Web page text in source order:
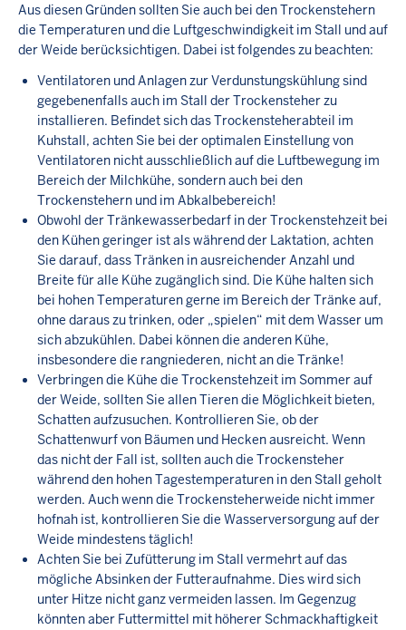
Aus diesen Gründen sollten Sie auch bei den Trockenstehern
die Temperaturen und die Luftgeschwindigkeit im Stall und auf
der Weide berücksichtigen. Dabei ist folgendes zu beachten:
Ventilatoren und Anlagen zur Verdunstungskühlung sind
gegebenenfalls auch im Stall der Trockensteher zu
installieren. Befindet sich das Trockensteherabteil im
Kuhstall, achten Sie bei der optimalen Einstellung von
Ventilatoren nicht ausschließlich auf die Luftbewegung im
Bereich der Milchkühe, sondern auch bei den
Trockenstehern und im Abkalbebereich!
Obwohl der Tränkewasserbedarf in der Trockenstehzeit bei
den Kühen geringer ist als während der Laktation, achten
Sie darauf, dass Tränken in ausreichender Anzahl und
Breite für alle Kühe zugänglich sind. Die Kühe halten sich
bei hohen Temperaturen gerne im Bereich der Tränke auf,
ohne daraus zu trinken, oder „spielen“ mit dem Wasser um
sich abzukühlen. Dabei können die anderen Kühe,
insbesondere die rangniederen, nicht an die Tränke!
Verbringen die Kühe die Trockenstehzeit im Sommer auf
der Weide, sollten Sie allen Tieren die Möglichkeit bieten,
Schatten aufzusuchen. Kontrollieren Sie, ob der
Schattenwurf von Bäumen und Hecken ausreicht. Wenn
das nicht der Fall ist, sollten auch die Trockensteher
während den hohen Tagestemperaturen in den Stall geholt
werden. Auch wenn die Trockensteherweide nicht immer
hofnah ist, kontrollieren Sie die Wasserversorgung auf der
Weide mindestens täglich!
Achten Sie bei Zufütterung im Stall vermehrt auf das
mögliche Absinken der Futteraufnahme. Dies wird sich
unter Hitze nicht ganz vermeiden lassen. Im Gegenzug
könnten aber Futtermittel mit höherer Schmackhaftigkeit